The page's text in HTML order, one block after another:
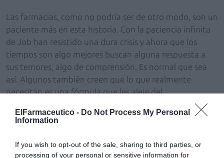
ElFarmaceutico - Do Not Process My Personal
Information
If you wish to opt-out of the sale, sharing to third parties, or
processing of your personal or sensitive information for
Las farmacias, como no podría ser de otro modo, son un
paciente más en esta historia. Con la paciencia infinita
de Job han resistido una dura crisis y ahora que los
tiempos son algo mejores buscan alguna respuesta a
sus temores, algo de comprensión. Es normal que sea
así. Algunos también creen que lo que realmente
necesitan es una fórmula que les aleje del
estancamiento en el que se ha instalado el sector. Son
los que reclaman iniciativa, orgullo, ambición,
propias manos.